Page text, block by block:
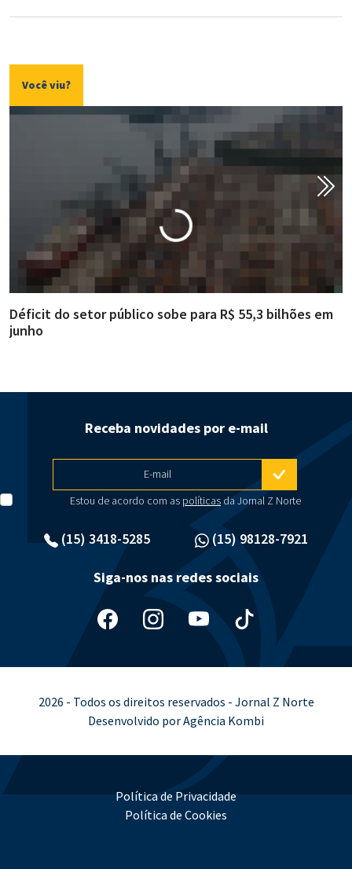
Você viu?
Déficit do setor público sobe para R$ 55,3 bilhões em
junho
(15) 3418-5285 (15) 98128-7921
Receba novidades por e-mail
E-mail
Estou de acordo com as políticasda Jornal Z Norte
Siga-nos nas redes sociais
2026 - Todos os direitos reservados - Jornal Z Norte
Desenvolvido por Agência Kombi
Política de Privacidade
Política de Cookies